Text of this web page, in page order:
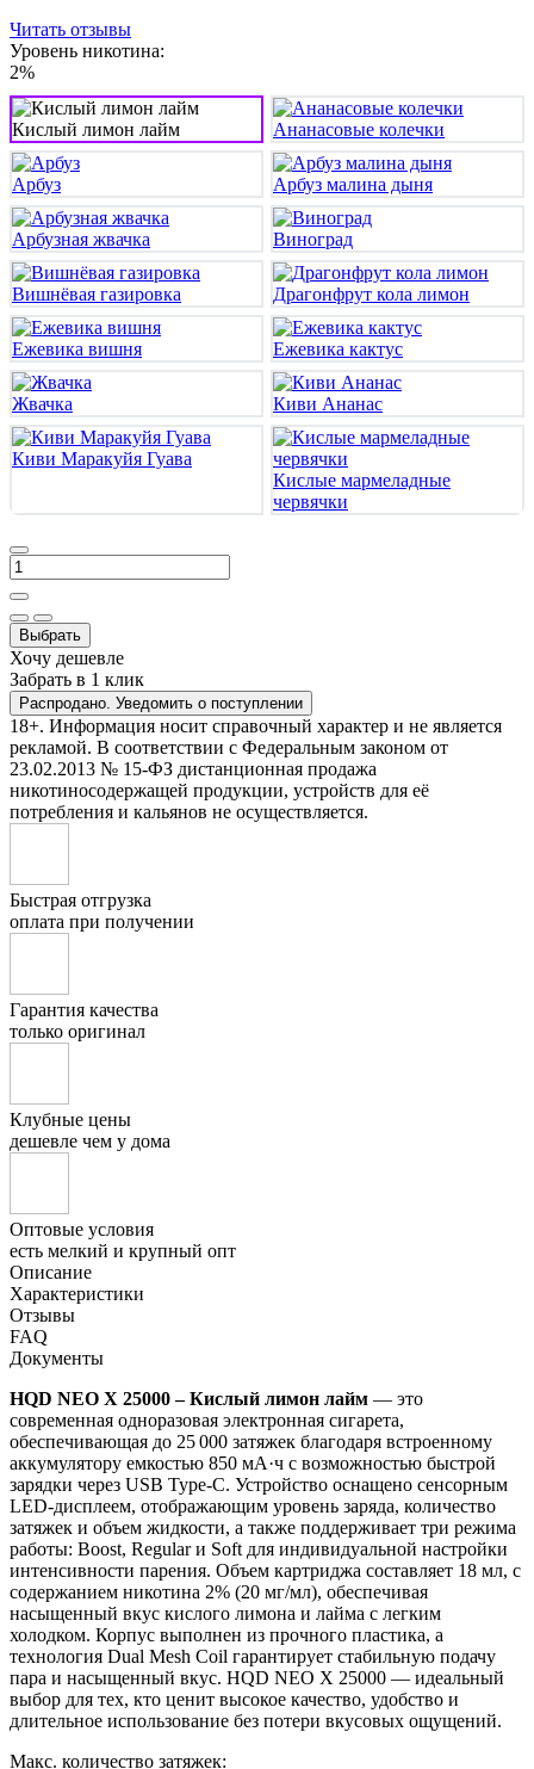
Читать отзывы
Уровень никотина:
2%
Кислый лимон лайм Ананасовые колечки
Арбуз Арбуз малина дыня
Арбузная жвачка Виноград
Вишнёвая газировка Драгонфрут кола лимон
Ежевика вишня Ежевика кактус
Жвачка Киви Ананас
Киви Маракуйя Гуава
Кислые мармеладные
червячки
Выбрать
Хочу дешевле
Забрать в 1 клик
Распродано. Уведомить о поступлении
18+. Информация носит справочный характер и не является
рекламой. В соответствии с Федеральным законом от
23.02.2013 № 15-ФЗ дистанционная продажа
никотиносодержащей продукции, устройств для её
потребления и кальянов не осуществляется.
Быстрая отгрузка
оплата при получении
Гарантия качества
только оригинал
Клубные цены
дешевле чем у дома
Оптовые условия
есть мелкий и крупный опт
Описание
Характеристики
Отзывы
FAQ
Документы
HQD NEO X 25000 – Кислый лимон лайм — это
современная одноразовая электронная сигарета,
обеспечивающая до 25 000 затяжек благодаря встроенному
аккумулятору емкостью 850 мА·ч с возможностью быстрой
зарядки через USB Type-C. Устройство оснащено сенсорным
LED-дисплеем, отображающим уровень заряда, количество
затяжек и объем жидкости, а также поддерживает три режима
работы: Boost, Regular и Soft для индивидуальной настройки
интенсивности парения. Объем картриджа составляет 18 мл, с
содержанием никотина 2% (20 мг/мл), обеспечивая
насыщенный вкус кислого лимона и лайма с легким
холодком. Корпус выполнен из прочного пластика, а
технология Dual Mesh Coil гарантирует стабильную подачу
пара и насыщенный вкус. HQD NEO X 25000 — идеальный
выбор для тех, кто ценит высокое качество, удобство и
длительное использование без потери вкусовых ощущений.
Макс. количество затяжек: